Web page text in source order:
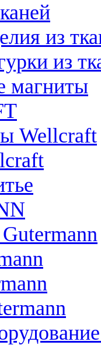
из
из
магниты
Wellcraft